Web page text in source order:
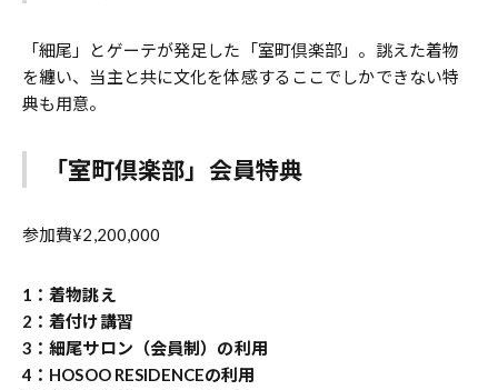
「細尾」とゲーテが発足した「室町倶楽部」。誂えた着物
を纏い、当主と共に文化を体感するここでしかできない特
典も用意。
「室町倶楽部」会員特典
参加費¥2,200,000
1：着物誂え
2：着付け講習
3：細尾サロン（会員制）の利用
4：HOSOO RESIDENCEの利用